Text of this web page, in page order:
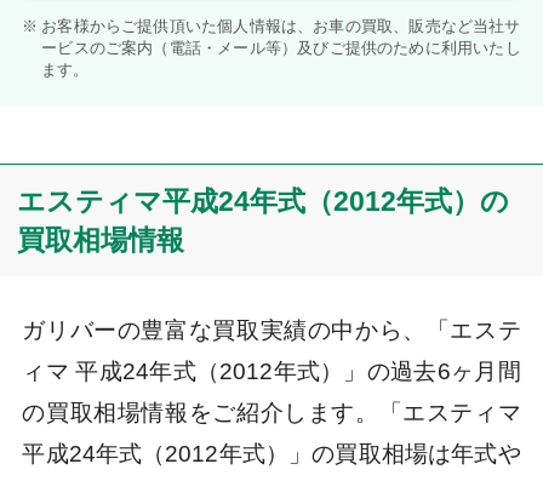
お客様からご提供頂いた個人情報は、お車の買取、販売など当社サ
ービスのご案内（電話・メール等）及びご提供のために利用いたし
ます。
エスティマ平成24年式（2012年式）の
買取相場情報
ガリバーの豊富な買取実績の中から、「エステ
ィマ 平成24年式（2012年式）」の過去6ヶ月間
の買取相場情報をご紹介します。「エスティマ
平成24年式（2012年式）」の買取相場は年式や